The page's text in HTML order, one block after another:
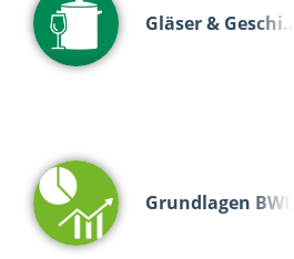
Gläser & Geschi…
Grundlagen BWL